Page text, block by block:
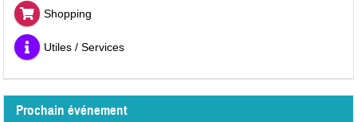
Shopping
Utiles / Services
Prochain événement